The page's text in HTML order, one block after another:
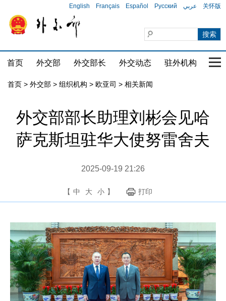
English Français Español Русский عربي 关怀版
首页 外交部 外交部长 外交动态 驻外机构 国
首页 > 外交部 > 组织机构 > 欧亚司 > 相关新闻
外交部部长助理刘彬会见哈
萨克斯坦驻华大使努雷舍夫
2025-09-19 21:26
【 中 大 小 】 打印